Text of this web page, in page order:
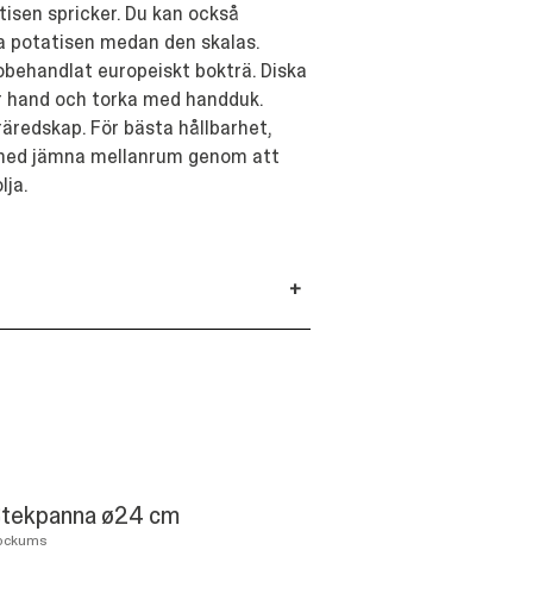
spricker. Du kan också
potatisen medan den skalas.
europeiskt bokträ. Diska
och torka med handduk.
För bästa hållbarhet,
jämna mellanrum genom att
+
ø24 cm